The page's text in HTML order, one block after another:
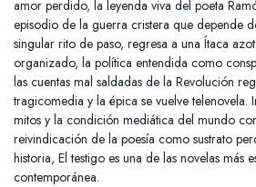
amor perdido, la leyenda viva del poeta
episodio de la guerra cristera que depende
singular rito de paso, regresa a una Ítaca
organizado, la política entendida como
las cuentas mal saldadas de la Revolución
tragicomedia y la épica se vuelve telenovela.
mitos y la condición mediática del mundo
reivindicación de la poesía como sustrato
historia, El testigo es una de las novelas más
contemporánea.